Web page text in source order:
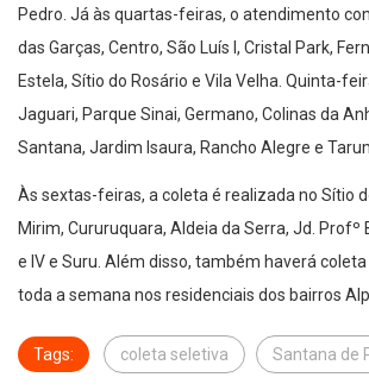
Pedro. Já às quartas-feiras, o atendimento
das Garças, Centro, São Luís I, Cristal Park,
Estela, Sítio do Rosário e Vila Velha. Quinta-
Jaguari, Parque Sinai, Germano, Colinas da
Santana, Jardim Isaura, Rancho Alegre e
Às sextas-feiras, a coleta é realizada no Sítio
Mirim, Cururuquara, Aldeia da Serra, Jd. Profº
e IV e Suru. Além disso, também haverá
toda a semana nos residenciais dos bairros
Tags: coleta seletiva Santana de